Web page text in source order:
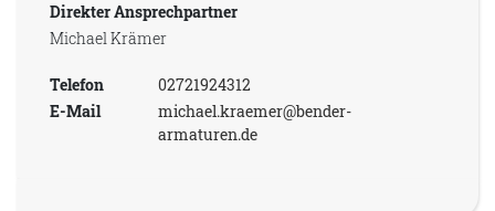
Direkter Ansprechpartner
Michael Krämer
Telefon
02721924312
E-Mail
michael.kraemer@bender-
armaturen.de